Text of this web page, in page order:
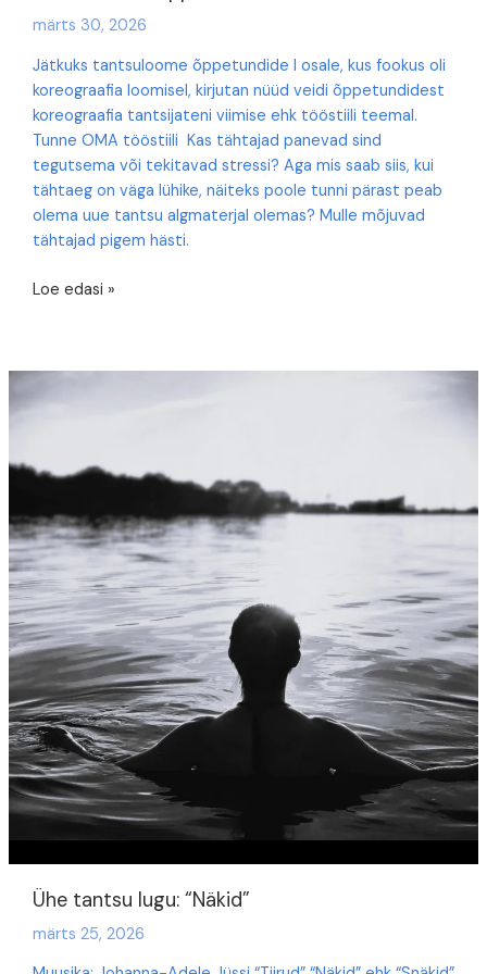
märts 30, 2026
Jätkuks tantsuloome õppetundide I osale, kus fookus oli
koreograafia loomisel, kirjutan nüüd veidi õppetundidest
koreograafia tantsijateni viimise ehk tööstiili teemal.
Tunne OMA tööstiili Kas tähtajad panevad sind
tegutsema või tekitavad stressi? Aga mis saab siis, kui
tähtaeg on väga lühike, näiteks poole tunni pärast peab
olema uue tantsu algmaterjal olemas? Mulle mõjuvad
tähtajad pigem hästi.
Tantsuloome
Loe edasi »
Ühe tantsu lugu: “Näkid”
märts 25, 2026